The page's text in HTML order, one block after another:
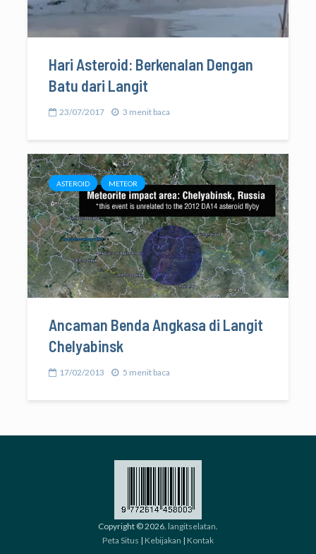
Hari Asteroid: Berkenalan Dengan
Batu dari Langit
23/07/2017 3 menit baca
ASTEROID METEOR
Ancaman Benda Angkasa di Langit
Chelyabinsk
17/02/2013 5 menit baca
Copyright © 2026. langitselatan.
Peta Situs | Kebijakan | Kontak